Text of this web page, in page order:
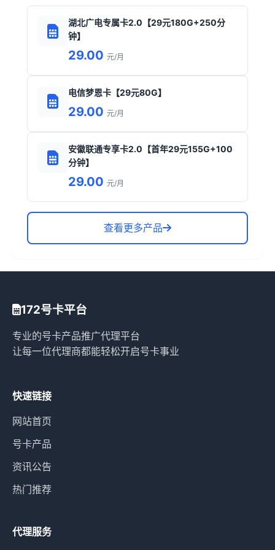
湖北广电专属卡2.0【29元180G+250分
钟】
29.00 元/月
电信梦恩卡【29元80G】
29.00 元/月
安徽联通专享卡2.0【首年29元155G+100
分钟】
29.00 元/月
查看更多产品
172号卡平台
专业的号卡产品推广代理平台
让每一位代理商都能轻松开启号卡事业
快速链接
网站首页
号卡产品
资讯公告
热门推荐
代理服务